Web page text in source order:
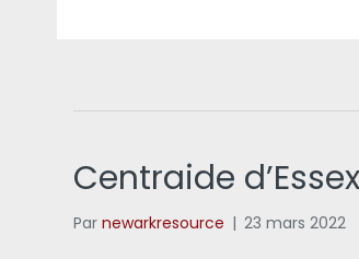
Centraide
Parnewarkresource | 23 mars 2022